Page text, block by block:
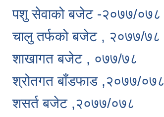
पशु सेवाको बजेट -२०७७/०७८
चालु तर्फको बजेट , २०७७/७८
शाखागत बजेट , ०७७/७८
श्रोतगत बाँडफाड ,२०७७/०७८
शसर्त बजेट ,२०७७/०७८